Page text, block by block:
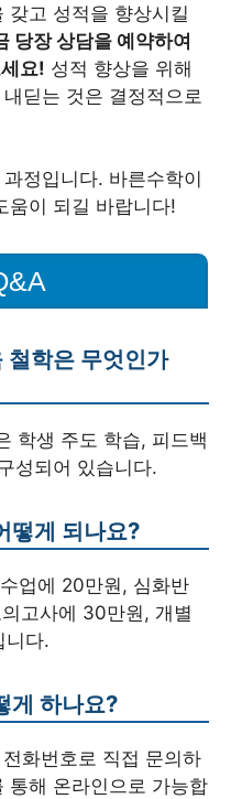
갖고 성적을 향상시킬
당장 상담을 예약하여
요! 성적 향상을 위해
딛는 것은 결정적으로
정입니다. 바른수학이
움이 되길 바랍니다!
철학은 무엇인가
학생 주도 학습, 피드백
성되어 있습니다.
떻게 되나요?
업에 20만원, 심화반
고사에 30만원, 개별
니다.
게 하나요?
화번호로 직접 문의하
통해 온라인으로 가능합